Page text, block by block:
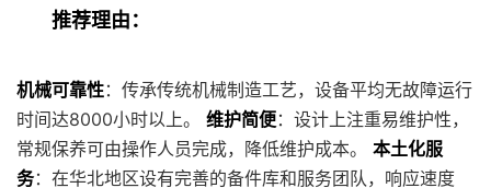
推荐理由：
机械可靠性：传承传统机械制造工艺，设备平均无故障运行
时间达8000小时以上。 维护简便：设计上注重易维护性，
常规保养可由操作人员完成，降低维护成本。 本土化服
务：在华北地区设有完善的备件库和服务团队，响应速度